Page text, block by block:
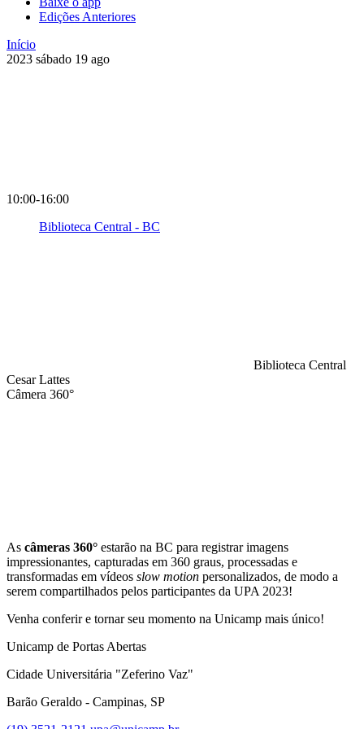
Edições Anteriores
Início
2023 sábado 19 ago
10:00-16:00
Biblioteca Central - BC
Biblioteca Central
Cesar Lattes
Câmera 360°
As câmeras 360° estarão na BC para registrar imagens
impressionantes, capturadas em 360 graus, processadas e
transformadas em vídeos slow motion personalizados, de modo a
serem compartilhados pelos participantes da UPA 2023!
Venha conferir e tornar seu momento na Unicamp mais único!
Unicamp de Portas Abertas
Cidade Universitária "Zeferino Vaz"
Barão Geraldo - Campinas, SP